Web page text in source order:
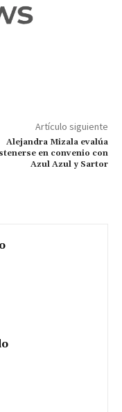
Artículo siguiente
Alejandra Mizala evalúa
en convenio con
Azul Azul y Sartor